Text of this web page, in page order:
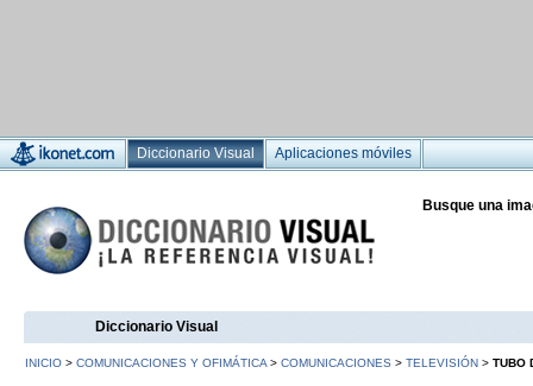
Diccionario Visual Aplicaciones móviles
Busque una
Diccionario Visual
INICIO > COMUNICACIONES Y OFIMÁTICA > COMUNICACIONES > TELEVISIÓN > TUBO